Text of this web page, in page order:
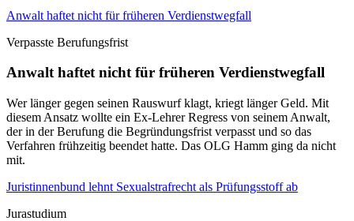
Anwalt haftet nicht für früheren Verdienstwegfall
Verpasste Berufungsfrist
Anwalt haftet nicht für früheren Verdienstwegfall
Wer länger gegen seinen Rauswurf klagt, kriegt länger Geld. Mit
diesem Ansatz wollte ein Ex-Lehrer Regress von seinem Anwalt,
der in der Berufung die Begründungsfrist verpasst und so das
Verfahren frühzeitig beendet hatte. Das OLG Hamm ging da nicht
mit.
Juristinnenbund lehnt Sexualstrafrecht als Prüfungsstoff ab
Jurastudium